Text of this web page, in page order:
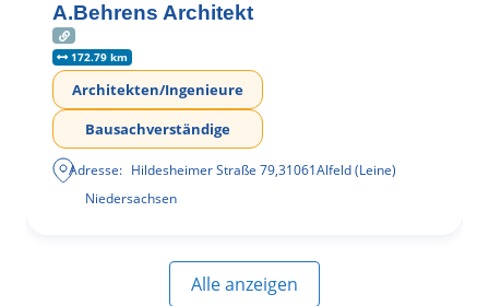
A.Behrens Architekt
172.79 km
Architekten/Ingenieure
Bausachverständige
Adresse: Hildesheimer Straße 79,31061Alfeld (Leine)
Niedersachsen
Alle anzeigen